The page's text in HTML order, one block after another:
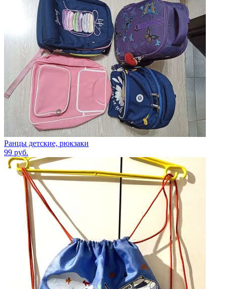
Ранцы детские, рюкзаки
99 руб.